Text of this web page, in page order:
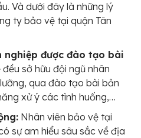
Và dưới đây là những lý
ty bảo vệ tại quận Tân
nghiệp được đào tạo bài
sở hữu đội ngũ nhân
qua đào tạo bài bản
xử ý các tình huống,…
Nhân viên bảo vệ tại
sự am hiểu sâu sắc về địa